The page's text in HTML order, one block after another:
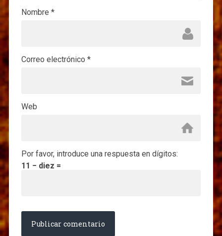
Nombre *
Correo electrónico *
Web
Por favor, introduce una respuesta en dígitos:
11 − diez =